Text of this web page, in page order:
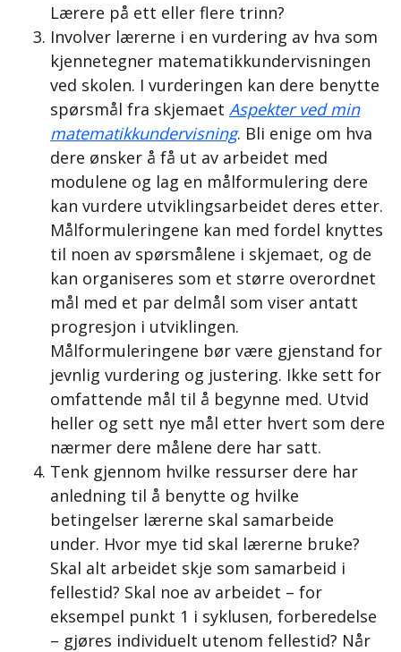
Lærere på ett eller flere trinn?
Involver lærerne i en vurdering av hva som
kjennetegner matematikkundervisningen
ved skolen. I vurderingen kan dere benytte
spørsmål fra skjemaet Aspekter ved min
matematikkundervisning. Bli enige om hva
dere ønsker å få ut av arbeidet med
modulene og lag en målformulering dere
kan vurdere utviklingsarbeidet deres etter.
Målformuleringene kan med fordel knyttes
til noen av spørsmålene i skjemaet, og de
kan organiseres som et større overordnet
mål med et par delmål som viser antatt
progresjon i utviklingen.
Målformuleringene bør være gjenstand for
jevnlig vurdering og justering. Ikke sett for
omfattende mål til å begynne med. Utvid
heller og sett nye mål etter hvert som dere
nærmer dere målene dere har satt.
Tenk gjennom hvilke ressurser dere har
anledning til å benytte og hvilke
betingelser lærerne skal samarbeide
under. Hvor mye tid skal lærerne bruke?
Skal alt arbeidet skje som samarbeid i
fellestid? Skal noe av arbeidet – for
eksempel punkt 1 i syklusen, forberedelse
– gjøres individuelt utenom fellestid? Når